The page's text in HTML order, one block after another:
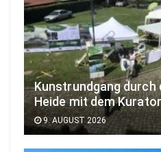
Kunstrundgang durch
Heide mit dem Kurator
9. AUGUST 2026